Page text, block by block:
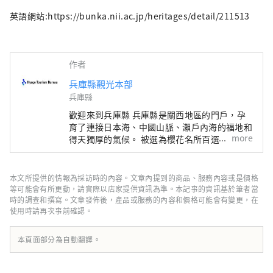
英語網站:https://bunka.nii.ac.jp/heritages/detail/211513
作者
兵庫縣觀光本部
兵庫縣
歡迎來到兵庫縣 兵庫縣是關西地區的門戶，孕
育了連接日本海、中國山脈、瀨戶內海的福地和
得天獨厚的氣候。 被選為櫻花名所百選之一的
世界遺產姬路城、六甲山的全景夜景等，有許多
牛”是但馬牛的代名詞，是日本頂級牛肉之一，
而清酒米“兵庫山田錦”則是讓您舌頭驚喜的寶
石。 有馬溫泉是著名的溫泉，城崎溫泉曾出現
在許多文學作品中。在大自然的包圍下，您可以
放鬆身心。 淡路島鳴門漩渦的雷鳴聲、夏季各
地舉辦的煙火大會的動感聲音等，您可以聽到令
more
本文所提供的情報為採訪時的內容。文章內提到的商品、服務內容或是價格
等可能會有所更動，請實際以店家提供資訊為準。本記事的資訊基於筆者當
時的調查和撰寫。文章發佈後，產品或服務的內容和價格可能會有變更，在
使用時請再次事前確認。
本頁面部分為自動翻譯。